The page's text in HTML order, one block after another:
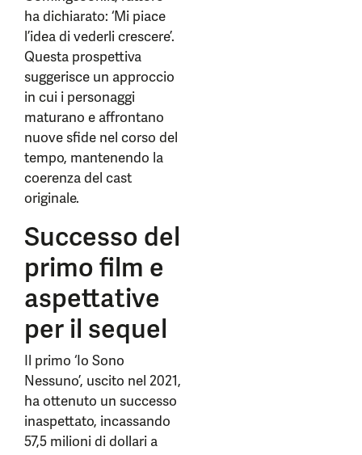
ha dichiarato: ‘Mi piace
l’idea di vederli crescere’.
Questa prospettiva
suggerisce un approccio
in cui i personaggi
maturano e affrontano
nuove sfide nel corso del
tempo, mantenendo la
coerenza del cast
originale.
Successo del
primo film e
aspettative
per il sequel
Il primo ‘Io Sono
Nessuno’, uscito nel 2021,
ha ottenuto un successo
inaspettato, incassando
57,5 milioni di dollari a